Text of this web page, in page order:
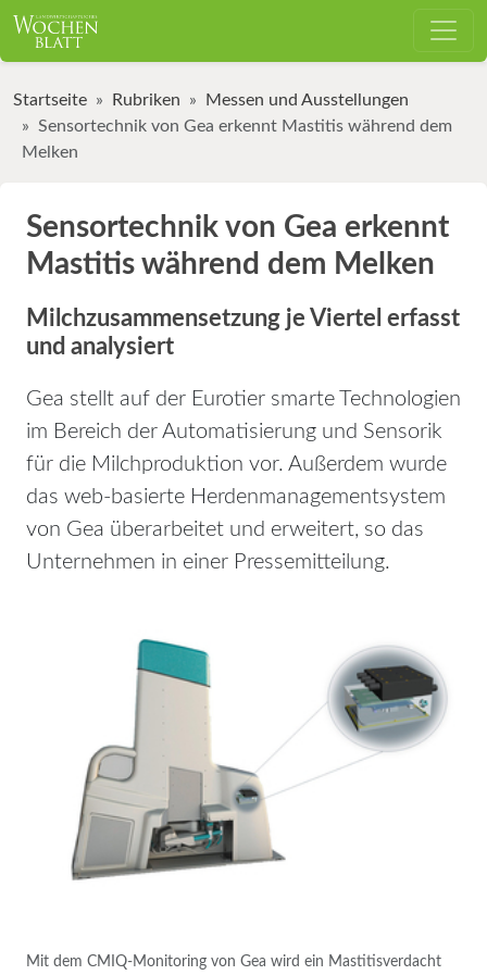
Startseite Rubriken
Messen und Ausstellungen
Sensortechnik von Gea erkennt Mastitis während dem
Melken
Sensortechnik von Gea erkennt
Mastitis während dem Melken
Milchzusammensetzung je Viertel erfasst
und analysiert
Gea stellt auf der Eurotier smarte Technologien
im Bereich der Automatisierung und Sensorik
für die Milchproduktion vor. Außerdem wurde
das web-basierte Herdenmanagementsystem
von Gea überarbeitet und erweitert, so das
Unternehmen in einer Pressemitteilung.
Mit dem CMIQ-Monitoring von Gea wird ein Mastitisverdacht